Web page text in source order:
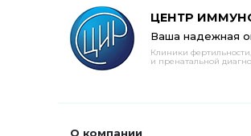
ЦЕНТР
Ваша надежная
Клиники
и пренатальной
О компании